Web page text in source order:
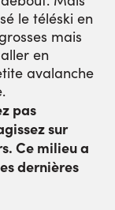
le téléski en
mais
en
avalanche
pas
sur
Ce milieu a
dernières